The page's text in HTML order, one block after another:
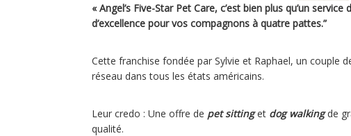
« Angel’s Five-Star Pet Care, c’est bien plus qu’un
d’excellence pour vos compagnons à quatre pattes.”
Cette franchise fondée par Sylvie et Raphael, un couple
réseau dans tous les états américains.
Leur credo : Une offre de pet sittinget dog walkingde
qualité.